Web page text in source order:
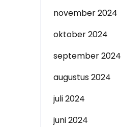
november 2024
oktober 2024
september 2024
augustus 2024
juli 2024
juni 2024